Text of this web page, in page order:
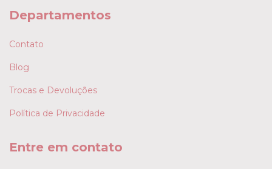
Departamentos
Contato
Blog
Trocas e Devoluções
Política de Privacidade
Entre em contato